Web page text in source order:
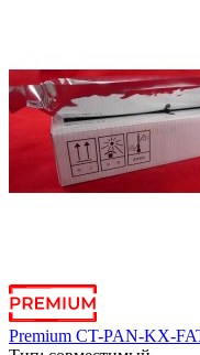
Premium CT-PAN-KX-